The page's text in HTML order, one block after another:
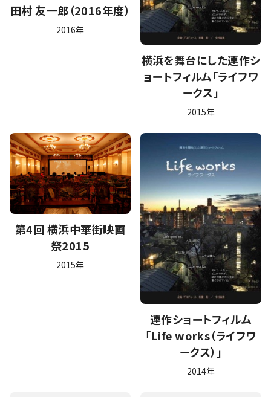
田村 友一郎（2016年度）
2016年
横浜を舞台にした連作シ
ョートフィルム「ライフワ
ークス」
2015年
第4回 横浜中華街映画
祭2015
2015年
連作ショートフィルム
「Life works（ライフワ
ークス）」
2014年